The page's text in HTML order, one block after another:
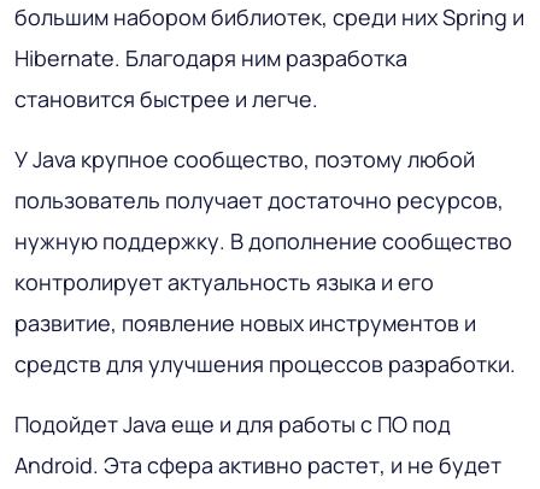
большим набором библиотек, среди них Spring и
Hibernate. Благодаря ним разработка
становится быстрее и легче.
У Java крупное сообщество, поэтому любой
пользователь получает достаточно ресурсов,
нужную поддержку. В дополнение сообщество
контролирует актуальность языка и его
развитие, появление новых инструментов и
средств для улучшения процессов разработки.
Подойдет Java еще и для работы с ПО под
Android. Эта сфера активно растет, и не будет